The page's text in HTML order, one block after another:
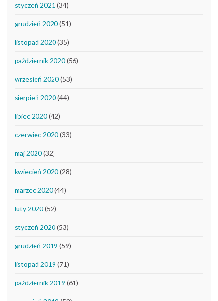
styczeń 2021 (34)
grudzień 2020(51)
listopad 2020(35)
październik 2020(56)
wrzesień 2020(53)
sierpień 2020(44)
lipiec 2020(42)
czerwiec 2020(33)
maj 2020(32)
kwiecień 2020(28)
marzec 2020(44)
luty 2020(52)
styczeń 2020(53)
grudzień 2019 (59)
listopad 2019 (71)
październik 2019 (61)